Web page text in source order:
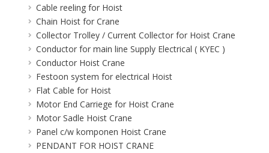
Cable reeling for Hoist
Chain Hoist for Crane
Collector Trolley / Current Collector for Hoist Crane
Conductor for main line Supply Electrical ( KYEC )
Conductor Hoist Crane
Festoon system for electrical Hoist
Flat Cable for Hoist
Motor End Carriege for Hoist Crane
Motor Sadle Hoist Crane
Panel c/w komponen Hoist Crane
PENDANT FOR HOIST CRANE